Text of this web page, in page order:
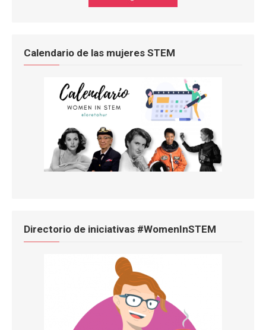
Calendario de las mujeres STEM
Directorio de iniciativas #WomenInSTEM